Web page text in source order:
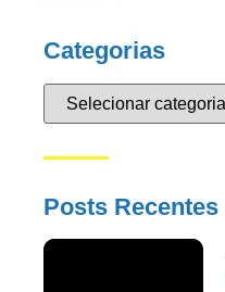
Categorias
Posts Recentes